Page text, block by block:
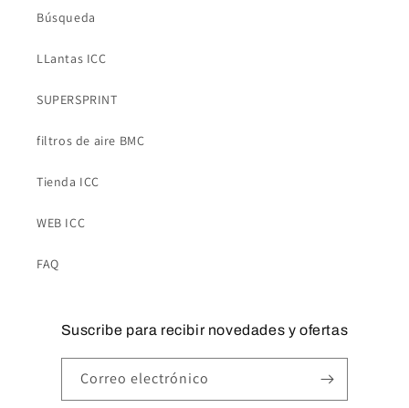
Búsqueda
LLantas ICC
SUPERSPRINT
filtros de aire BMC
Tienda ICC
WEB ICC
FAQ
Suscribe para recibir novedades y ofertas
Correo electrónico